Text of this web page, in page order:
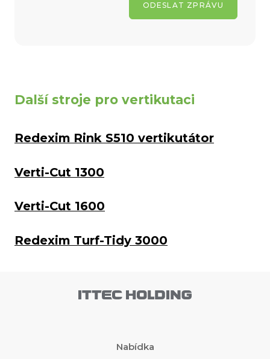
ODESLAT ZPRÁVU
Další stroje pro vertikutaci
Redexim Rink S510 vertikutátor
Verti-Cut 1300
Verti-Cut 1600
Redexim Turf-Tidy 3000
Nabídka